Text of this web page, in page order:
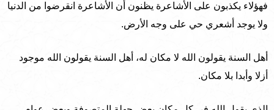
فهؤلاء يكذبون على الأشاعرة يظنون أن الأشاعرة انقرضوا من الدنيا
ولا يوجد أشعري حي على وجه الأرض.
أهل السنة يقولون الله لا مكان له، أهل السنة يقولون الله موجود
أزلا وأبدا بلا مكان.